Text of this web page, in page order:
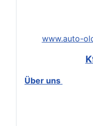
www.auto-
Über uns